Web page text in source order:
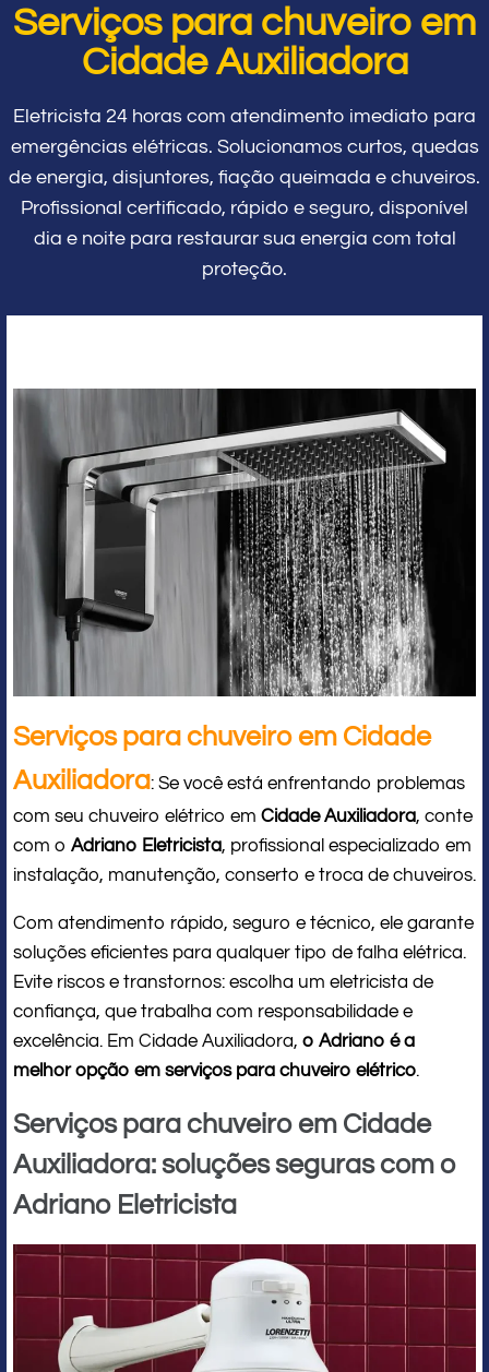
Serviços para chuveiro em
Cidade Auxiliadora
Eletricista 24 horas com atendimento imediato para
emergências elétricas. Solucionamos curtos, quedas
de energia, disjuntores, fiação queimada e chuveiros.
Profissional certificado, rápido e seguro, disponível
dia e noite para restaurar sua energia com total
proteção.
Serviços para chuveiro em Cidade
Auxiliadora: Se você está enfrentando problemas
com seu chuveiro elétrico em Cidade Auxiliadora, conte
com o Adriano Eletricista, profissional especializado em
instalação, manutenção, conserto e troca de chuveiros.
Com atendimento rápido, seguro e técnico, ele garante
soluções eficientes para qualquer tipo de falha elétrica.
Evite riscos e transtornos: escolha um eletricista de
confiança, que trabalha com responsabilidade e
excelência. Em Cidade Auxiliadora, o Adriano é a
melhor opção em serviços para chuveiro elétrico.
Serviços para chuveiro em Cidade
Auxiliadora: soluções seguras com o
Adriano Eletricista